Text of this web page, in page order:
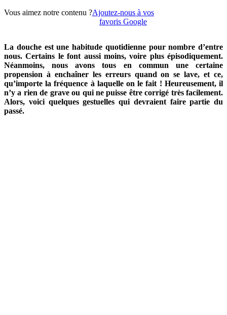
Vous aimez notre contenu ?Ajoutez-nous à vos
favoris Google
La douche est une habitude quotidienne pour nombre d’entre
nous. Certains le font aussi moins, voire plus épisodiquement.
Néanmoins, nous avons tous en commun une certaine
propension à enchaîner les erreurs quand on se lave, et ce,
qu’importe la fréquence à laquelle on le fait ! Heureusement, il
n’y a rien de grave ou qui ne puisse être corrigé très facilement.
Alors, voici quelques gestuelles qui devraient faire partie du
passé.